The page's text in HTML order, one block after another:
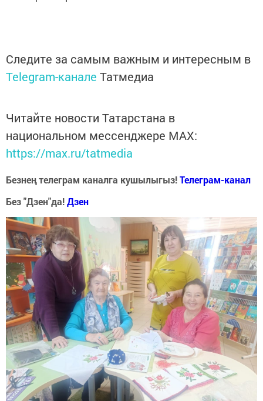
Следите за самым важным и интересным в
Telegram-канале Татмедиа
Читайте новости Татарстана в
национальном мессенджере MАХ:
https://max.ru/tatmedia
Безнең телеграм каналга кушылыгыз!Телеграм-канал
Без "Дзен"да!Дзен